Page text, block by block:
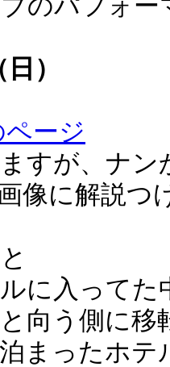
のパフォ
）
ページ
すが、ナン
像に解説つ
に入ってた
向う側に
まったホテ